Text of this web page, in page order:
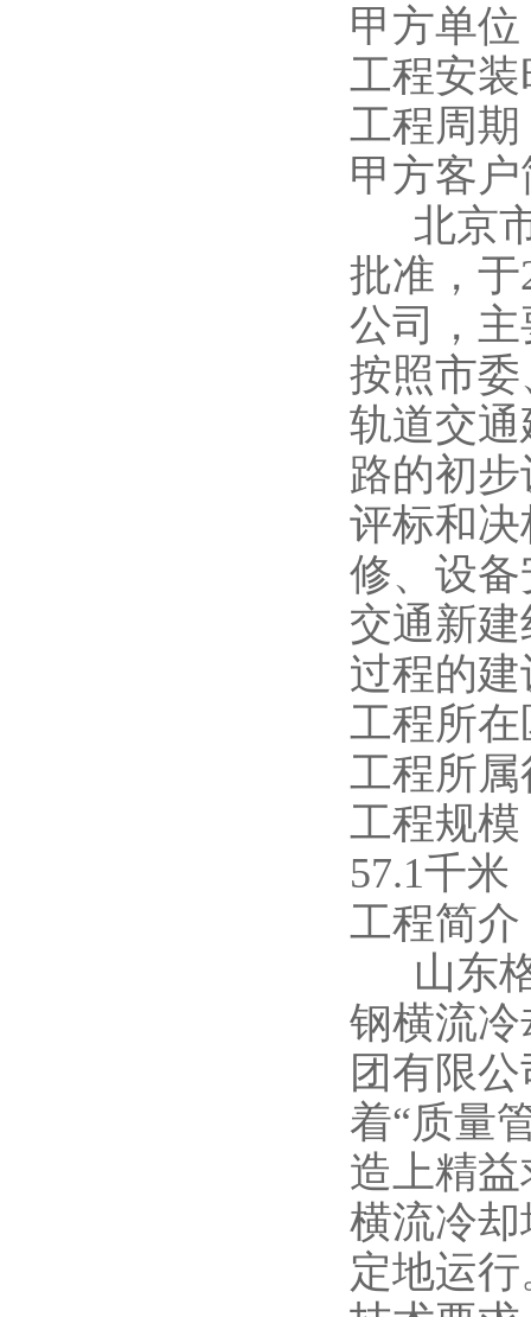
甲方单
工程安装
工程周期
甲方客
北京市
批准，于
公司，
按照市
轨道交
路的初
评标和
修、设
交通新
过程的
工程所
工程所
工程规
57.1千米
工程简介
山东格
钢横流
团有限
着“质量
造上精
横流冷
定地运行